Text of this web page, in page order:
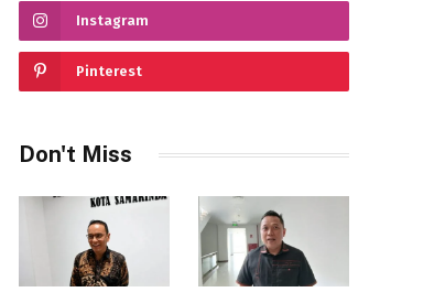
Instagram
Pinterest
Don't Miss